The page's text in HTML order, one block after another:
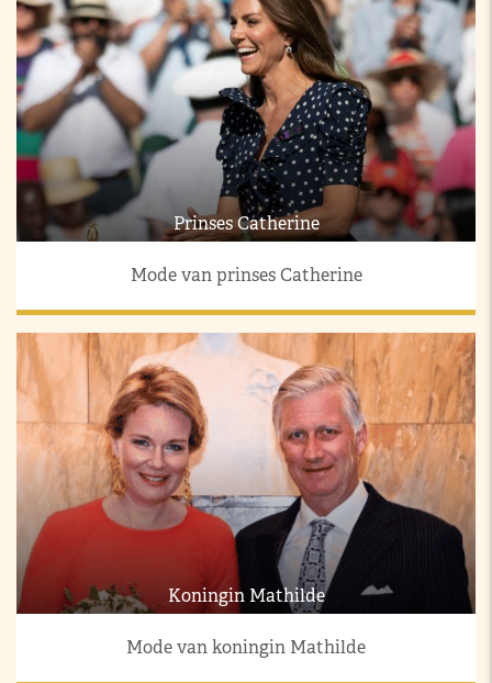
Prinses Catherine
Mode van prinses Catherine
Koningin Mathilde
Mode van koningin Mathilde